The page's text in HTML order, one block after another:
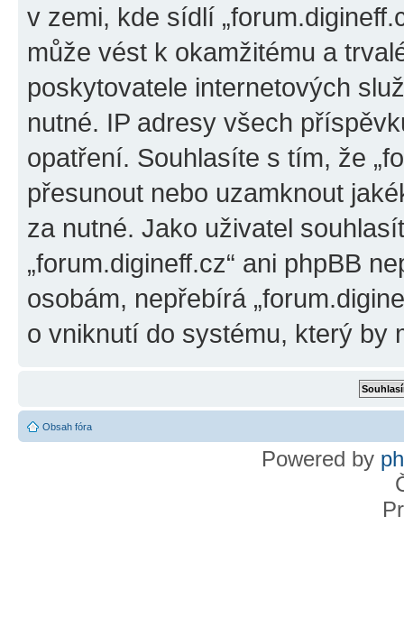
v zemi, kde sídlí
může vést k okamžitému a
poskytovatele internetových
nutné. IP adresy všech
opatření. Souhlasíte s tím, že
přesunout nebo uzamknout
za nutné. Jako uživatel
„forum.digineff.cz“ ani phpBB
osobám, nepřebírá
o vniknutí do systému, který by
Obsah fóra
Powered by